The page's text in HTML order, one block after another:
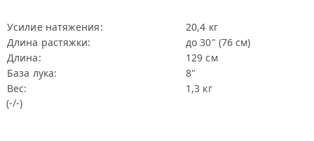
Усилие натяжения:
20,4 кг
Длина растяжки:
до 30" (76 см)
Длина:
129 см
База лука:
8"
Вес:
1,3 кг
(-/-)